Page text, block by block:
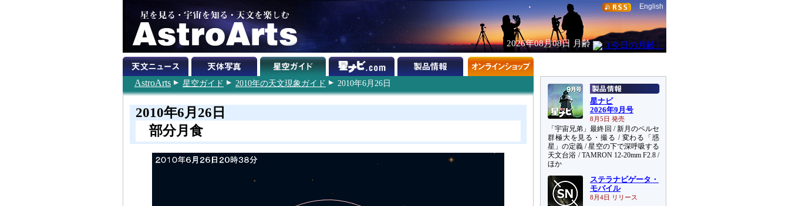
English
2026年08月08日 月齢
AstroArts 星空ガイド 2010年の天文現象ガイド 2010年6月26日
2010年6月26日
部分月食
星ナビ
2026年9月号
8月5日 発売
「宇宙兄弟」最終回 / 新月のペルセ
群極大を見る・撮る / 変わる「惑
星」の定義 / 星空の下で深呼吸する
天文台浴 / TAMRON 12-20mm F2.8 /
ほか
ステラナビゲータ・
モバイル
8月4日 リリース